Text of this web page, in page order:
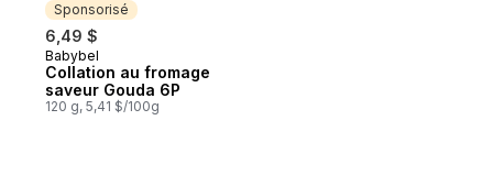
Sponsorisé
6,49 $
Sponsorisé
Babybel
Collation au fromage
saveur Gouda 6P
120 g, 5,41 $/100g